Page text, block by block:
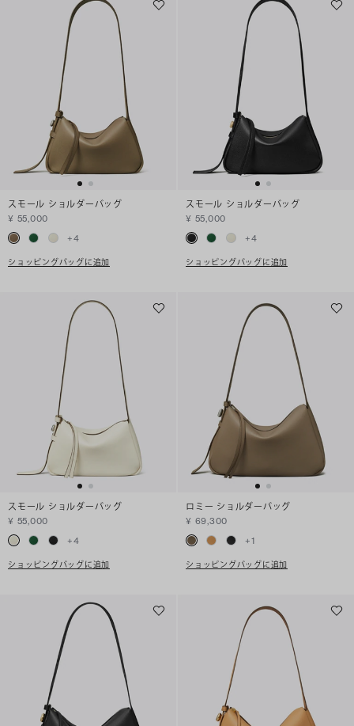
スモール ショルダーバッグ
¥ 55,000
+4
ショッピングバッグに追加
スモール ショルダーバッグ
¥ 55,000
+4
ショッピングバッグに追加
スモール ショルダーバッグ
¥ 55,000
+4
ショッピングバッグに追加
ロミー ショルダーバッグ
¥ 69,300
+1
ショッピングバッグに追加